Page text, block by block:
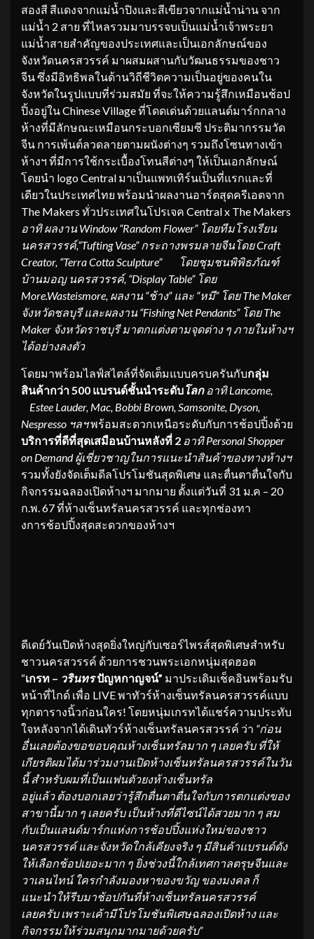
สองสี สีแดงจากแม่น้ำปิงและสีเขียวจากแม่น้ำน่าน จาก
แม่น้ำ 2 สาย ที่ไหลรวมมาบรรจบเป็นแม่น้ำเจ้าพระยา
แม่น้ำสายสำคัญของประเทศและเป็นเอกลักษณ์ของ
จังหวัดนครสวรรค์ มาผสมผสานกับวัฒนธรรมของชาว
จีน ซึ่งมีอิทธิพลในด้านวิถีชีวิตความเป็นอยู่ของคนใน
จังหวัดในรูปแบบที่ร่วมสมัย ที่จะให้ความรู้สึกเหมือนช้อป
ปิ้งอยู่ใน Chinese Village ที่โดดเด่นด้วยแลนด์มาร์กกลาง
ห้างที่มีลักษณะเหมือนกระบอกเซียมซี ประติมากรรมวัด
จีน การเพ้นต์ลวดลายตามผนังต่างๆ รวมถึงโซนทางเข้า
ห้างฯ ที่มีการใช้กระเบื้องโทนสีต่างๆ ให้เป็นเอกลักษณ์
โดยนำ logo Central มาเป็นแพทเทิร์นเป็นที่แรกและที่
เดียวในประเทศไทย พร้อมนำผลงานอาร์ตสุดครีเอตจาก
The Makers ทั่วประเทศในโปรเจค Central x The Makers
อาทิ ผลงาน Window“Random Flower” โดยทีมโรงเรียน
นครสวรรค์,“Tufting Vase” กระถางพรมลายจีนโดย Craft
Creator, “Terra Cotta Sculpture”โดยชุมชนพิพิธภัณฑ์
บ้านมอญ นครสวรรค์, “Display Table” โดย
More.Wasteismore, ผลงาน “ช้าง” และ “หมี” โดย The Maker
จังหวัดชลบุรี และผลงาน “Fishing Net Pendants” โดย The
Maker จังหวัดราชบุรี มาตกแต่งตามจุดต่าง ๆ ภายในห้างฯ
ได้อย่างลงตัว
โดยมาพร้อมไลฟ์สไตล์ที่จัดเต็มแบบครบครันกับกลุ่ม
สินค้ากว่า 500 แบรนด์ชั้นนำระดับโลกอาทิLancome,
Estee Lauder, Mac, Bobbi Brown, Samsonite, Dyson,
Nespresso ฯลฯพร้อมสะดวกเหนือระดับกับการช้อปปิ้งด้วย
บริการที่ดีที่สุดเสมือนบ้านหลังที่ 2 อาทิPersonal Shopper
on Demand ผู้เชี่ยวชาญในการแนะนำสินค้าของทางห้างฯ
รวมทั้งยังจัดเต็มดีลโปรโมชันสุดพิเศษ และตื่นตาตื่นใจกับ
กิจกรรมฉลองเปิดห้างฯ มากมาย ตั้งแต่วันที่ 31 ม.ค – 20
ก.พ. 67 ที่ห้างเซ็นทรัลนครสวรรค์ และทุกช่องทา
งการช้อปปิ้งสุดสะดวกของห้างฯ
ดีเดย์วันเปิดห้างสุดยิ่งใหญ่กับเซอร์ไพรส์สุดพิเศษสำหรับ
ชาวนครสวรรค์ ด้วยการชวนพระเอกหนุ่มสุดฮอต
“เกรท – วรินทรปัญหกาญจน์” มาประเดิมเช็คอินพร้อมรับ
หน้าที่ไกด์ เพื่อ LIVE พาทัวร์ห้างเซ็นทรัลนครสวรรค์แบบ
ทุกตารางนิ้วก่อนใคร! โดยหนุ่มเกรทได้แชร์ความประทับ
ใจหลังจากได้เดินทัวร์ห้างเซ็นทรัลนครสวรรค์ ว่า “ก่อน
อื่นเลยต้องขอขอบคุณห้างเซ็นทรัลมาก ๆ เลยครับ ที่ให้
เกียรติผมได้มาร่วมงานเปิดห้างเซ็นทรัลนครสวรรค์ในวัน
นี้ สำหรับผมที่เป็นแฟนตัวยงห้างเซ็นทรัล
อยู่แล้ว ต้องบอกเลยว่ารู้สึกตื่นตาตื่นใจกับการตกแต่งของ
สาขานี้มาก ๆ เลยครับ เป็นห้างที่ดีไซน์ได้สวยมาก ๆ สม
กับเป็นแลนด์มาร์กแห่งการช้อปปิ้งแห่งใหม่ของชาว
นครสวรรค์ และจังหวัดใกล้เคียงจริง ๆ มีสินค้าแบรนด์ดัง
ให้เลือกช้อปเยอะมาก ๆ ยิ่งช่วงนี้ใกล้เทศกาลตรุษจีนและ
วาเลนไทน์ ใครกำลังมองหาของขวัญ ของมงคล ก็
แนะนำให้รีบมาช้อปกันที่ห้างเซ็นทรัลนครสวรรค์
เลยครับ เพราะเค้ามีโปรโมชันพิเศษฉลองเปิดห้าง และ
กิจกรรมให้ร่วมสนุกมากมายด้วยครับ”